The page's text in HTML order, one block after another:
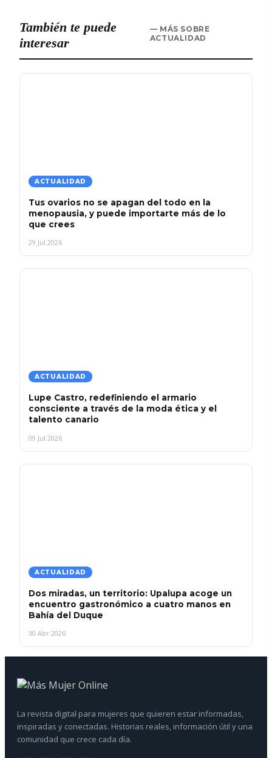
También te puede
interesar
— MÁS SOBRE
ACTUALIDAD
ACTUALIDAD
Tus ovarios no se apagan del todo en la
menopausia, y puede importarte más de lo
que crees
29 Jul 2026
ACTUALIDAD
Lupe Castro, redefiniendo el armario
consciente a través de la moda ética y el
talento canario
09 Jul 2026
ACTUALIDAD
Dos miradas, un territorio: Upalupa acoge un
encuentro gastronómico a cuatro manos en
Bahía del Duque
30 Abr 2026
La revista digital para mujeres que quieren estar informadas,
inspiradas y conectadas. Historias reales, información útil y una
comunidad que crece cada día.